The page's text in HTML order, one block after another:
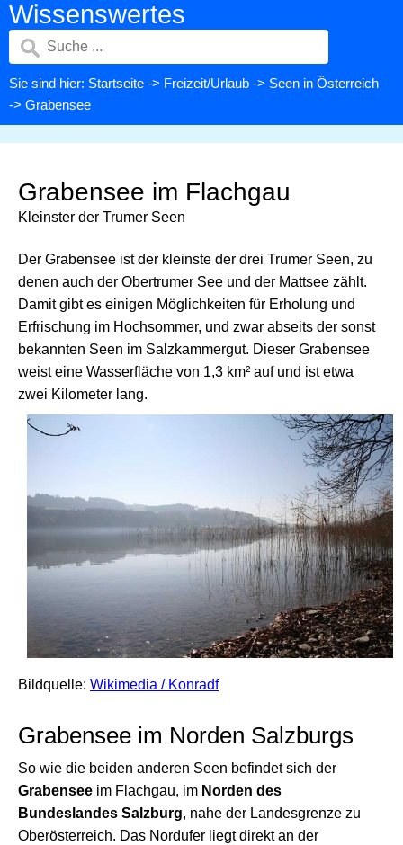
Wissenswertes
Sie sind hier: Startseite -> Freizeit/Urlaub -> Seen in Österreich
-> Grabensee
Grabensee im Flachgau
Kleinster der Trumer Seen
Der Grabensee ist der kleinste der drei Trumer Seen, zu
denen auch der Obertrumer See und der Mattsee zählt.
Damit gibt es einigen Möglichkeiten für Erholung und
Erfrischung im Hochsommer, und zwar abseits der sonst
bekannten Seen im Salzkammergut. Dieser Grabensee
weist eine Wasserfläche von 1,3 km² auf und ist etwa
zwei Kilometer lang.
Bildquelle: Wikimedia / Konradf
Grabensee im Norden Salzburgs
So wie die beiden anderen Seen befindet sich der
Grabensee im Flachgau, im Norden des
Bundeslandes Salzburg, nahe der Landesgrenze zu
Oberösterreich. Das Nordufer liegt direkt an der